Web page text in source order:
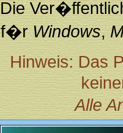
Die
f�rWindows,
Hinweis: Das
Alle